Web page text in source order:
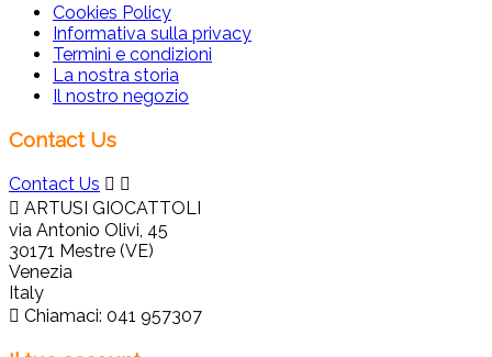
Cookies Policy
Informativa sulla privacy
Termini e condizioni
La nostra storia
Il nostro negozio
Contact Us
Contact Us  
 ARTUSI GIOCATTOLI
via Antonio Olivi, 45
30171 Mestre (VE)
Venezia
Italy
 Chiamaci: 041 957307